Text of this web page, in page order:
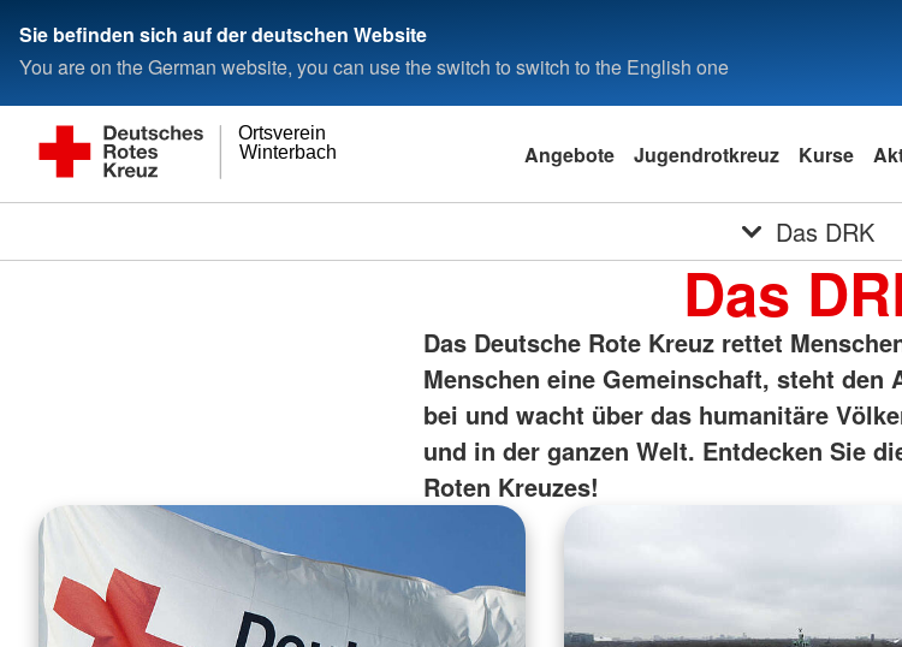
Sie befinden sich auf der deutschen Website
You are on the German website, you can use the switch to switch to the English one
Winterbach
Ortsverein
Angebote Jugendrotkreuz Kurse
Das DRK
Das
Das Deutsche Rote Kreuz rettet
Menschen eine Gemeinschaft, steht den
bei und wacht über das humanitäre
und in der ganzen Welt. Entdecken Sie
Roten Kreuzes!